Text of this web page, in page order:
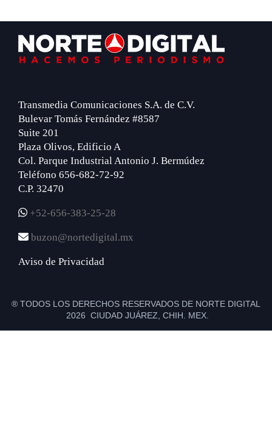
Footer
Transmedia Comunicaciones S.A. de C.V.
Bulevar Tomás Fernández #8587
Suite 201
Plaza Olivos, Edificio A
Col. Parque Industrial Antonio J. Bermúdez
Teléfono 656-682-72-92
C.P. 32470
+52-656-383-25-28
buzon@nortedigital.mx
Aviso de Privacidad
® TODOS LOS DERECHOS RESERVADOS DE NORTE DIGITAL
2026 CIUDAD JUÁREZ, CHIH. MEX.